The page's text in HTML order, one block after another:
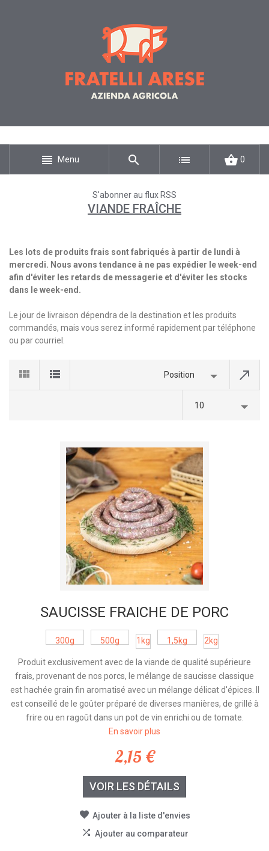
Menu 0
S'abonner au flux RSS
VIANDE FRAÎCHE
Les lots de produits frais sont fabriqués à partir de lundi à
mercredi. Nous avons tendance à ne pas expédier le week-end
afin d'éviter les retards de messagerie et d'éviter les stocks
dans le week-end.
Le jour de livraison dépendra de la destination et les produits
commandés, mais vous serez informé rapidement par téléphone
ou par courriel.
Position
10
SAUCISSE FRAÎCHE DE PORC
300g 500g 1kg 1,5kg 2kg
Produit exclusivement avec de la viande de qualité supérieure
frais, provenant de nos porcs, le mélange de saucisse classique
est hachée grain fin aromatisé avec un mélange délicat d'épices. Il
est conseillé de le goûter préparé de diverses manières, de grillé à
frire ou en ragoût dans un pot de vin enrichi ou de tomate.
En savoir plus
2,15 €
VOIR LES DÉTAILS
Ajouter à la liste d'envies
Ajouter au comparateur